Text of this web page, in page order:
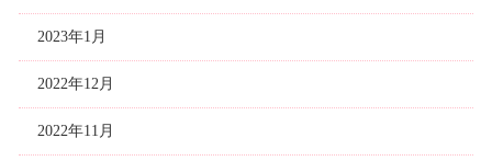
2023年1月
2022年12月
2022年11月